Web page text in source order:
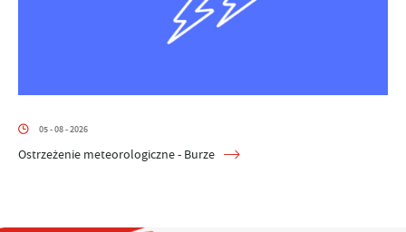
05 - 08 - 2026
Ostrzeżenie meteorologiczne - Burze